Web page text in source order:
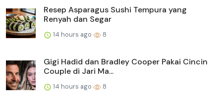
Resep Asparagus Sushi Tempura yang
Renyah dan Segar
14 hours ago 8
Gigi Hadid dan Bradley Cooper Pakai Cincin
Couple di Jari Ma...
14 hours ago 8